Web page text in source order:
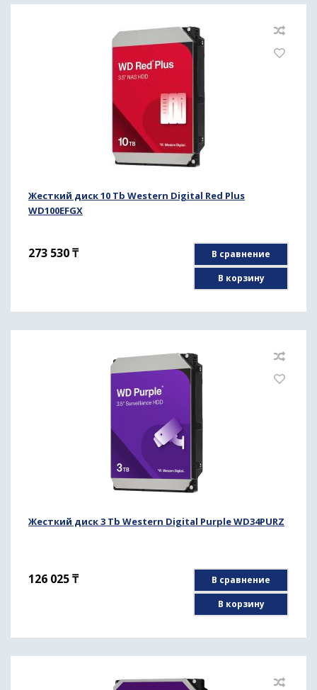
Жесткий диск 10 Tb Western Digital Red Plus
WD100EFGX
273 530₸
В сравнение
В корзину
Жесткий диск 3 Tb Western Digital Purple WD34PURZ
126 025₸
В сравнение
В корзину